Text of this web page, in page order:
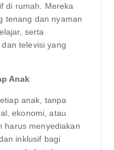
di rumah. Mereka
tenang dan nyaman
serta
televisi yang
Anak
anak, tanpa
ekonomi, atau
harus menyediakan
inklusif bagi